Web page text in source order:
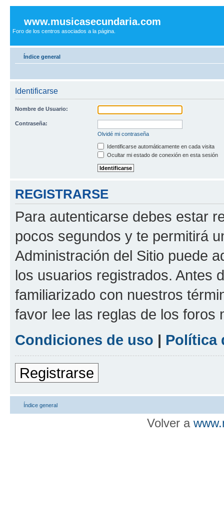
www.musicasecundaria.com
Foro de los centros asociados a la página.
Índice general
Identificarse
Nombre de Usuario:
Contraseña:
Olvidé mi contraseña
Identificarse automáticamente en cada visita
Ocultar mi estado de conexión en esta sesión
REGISTRARSE
Para autenticarse debes estar
pocos segundos y te permitirá
Administración del Sitio puede
los usuarios registrados. Antes
familiarizado con nuestros
favor lee las reglas de los foros
Condiciones de uso | Política
Registrarse
Índice general
Volver a